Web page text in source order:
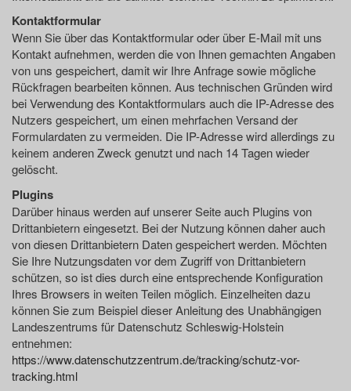
Kontaktformular
Wenn Sie über das Kontaktformular oder über E-Mail mit uns
Kontakt aufnehmen, werden die von Ihnen gemachten Angaben
von uns gespeichert, damit wir Ihre Anfrage sowie mögliche
Rückfragen bearbeiten können. Aus technischen Gründen wird
bei Verwendung des Kontaktformulars auch die IP-Adresse des
Nutzers gespeichert, um einen mehrfachen Versand der
Formulardaten zu vermeiden. Die IP-Adresse wird allerdings zu
keinem anderen Zweck genutzt und nach 14 Tagen wieder
gelöscht.
Plugins
Darüber hinaus werden auf unserer Seite auch Plugins von
Drittanbietern eingesetzt. Bei der Nutzung können daher auch
von diesen Drittanbietern Daten gespeichert werden. Möchten
Sie Ihre Nutzungsdaten vor dem Zugriff von Drittanbietern
schützen, so ist dies durch eine entsprechende Konfiguration
Ihres Browsers in weiten Teilen möglich. Einzelheiten dazu
können Sie zum Beispiel dieser Anleitung des Unabhängigen
Landeszentrums für Datenschutz Schleswig-Holstein
entnehmen:
https://www.datenschutzzentrum.de/tracking/schutz-vor-
tracking.html